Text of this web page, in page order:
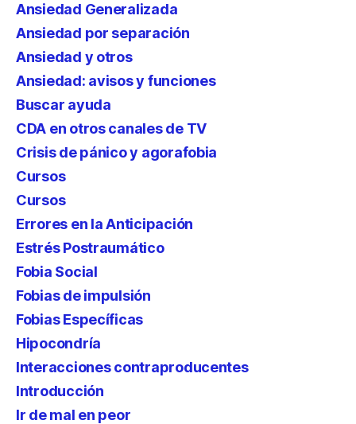
Ansiedad Generalizada
Ansiedad por separación
Ansiedad y otros
Ansiedad: avisos y funciones
Buscar ayuda
CDA en otros canales de TV
Crisis de pánico y agorafobia
Cursos
Cursos
Errores en la Anticipación
Estrés Postraumático
Fobia Social
Fobias de impulsión
Fobias Específicas
Hipocondría
Interacciones contraproducentes
Introducción
Ir de mal en peor